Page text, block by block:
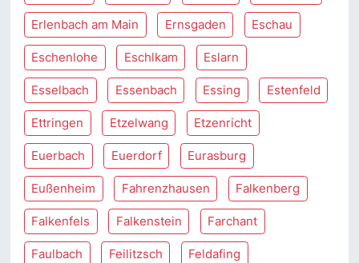
Erlenbach am Main Ernsgaden Eschau
Eschenlohe Eschlkam Eslarn
Esselbach Essenbach Essing Estenfeld
Ettringen Etzelwang Etzenricht
Euerbach Euerdorf Eurasburg
Eußenheim Fahrenzhausen Falkenberg
Falkenfels Falkenstein Farchant
Faulbach Feilitzsch Feldafing